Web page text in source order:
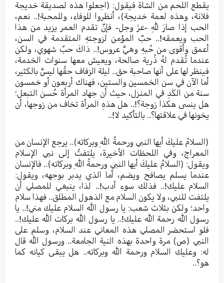
يقطع اللحم من الشاة فيقول: (اجعلوا هذه لصديقة خديجة
فلانة، وهذه لعمة خديجة)، أنظروا للوفاء، وللمحبة!.. نعم،
الحب إذا صارَ للهِ -عزَ وجل- فإنّ تقدم العمر يزيد من هذا
الحب ويعمقه!.. حبّ المؤمن لزوجتهِ المتقدمة في السن،
أعمق وأقوى من حُبهِ وهيَّ عروس!.. ذاكَ حبٌ شهوي، ولكن
عندما تُقدم لهُ ذُرية صالحة، ويعيش معها سنوات الخدمة،
فينظر لها على أنها صاحبة حق.. ليلة الزفاف حقُها ليسَّ بالكثير،
أما الآن في سن الخمسين والستين، فهناك أربعون أو خمسون
سنة من الكَدِ في المنزل، حيث أن جهاد المرأة حُسن التبعل؛
هل ينسى هكذا زوجة؟!.. هل هذهِ المرأة تخاف من زوجها، أن
يخونها في علاقتها؟.. بالتأكيد لا!..
(السلامُ عليكَ أيها النبي ورحمةُ اللهِ وبركاته).. يرجع الإنسان من
المعراج، وفي اللحظات الأخيرة، يلتفتُ إلى نبي الإسلام
ويقول: (السلامُ عليكَ أيها النبي ورحمةُ اللهِ وبركاته).. فالإنسان
عندما يسلم يصافح ويضم، أما الذي يدبر بوجهه، ويقول:
السلام عليك!.. فذلك سوء أدب!.. لذا، ينبغي للمصلي أن
يلتفت للنبي، ولا يكون السلام مع الذهول المطلق.. فهذا سلام
واحد؛ ولكن بثلاث شعب: يا رسول الله السلام عليك مني!.. يا
رسول الله رحمة الله عليك!.. يا رسول الله بركات الله عليك!..
فلو استحضر المصلي هذه المعاني عند السلام، وسلم على
النبي (ص) مرة واحدة بهذه النية الجامعة.. ورسول الله قال
له: وعليك السلام ورحمة الله وبركاته.. هل يبقى كيانه كما
هو؟..